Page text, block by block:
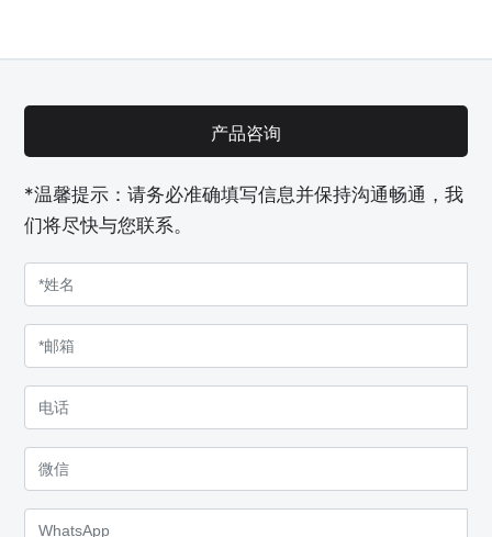
产品咨询
*温馨提示：请务必准确填写信息并保持沟通畅通，我
们将尽快与您联系。